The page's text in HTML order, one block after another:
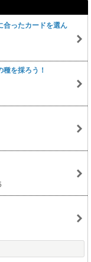
合ったカードを選ん
を採ろう！